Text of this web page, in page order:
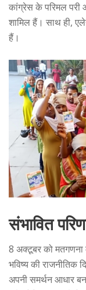
कांग्रेस के परिमल परी
शामिल हैं। साथ ही,
हैं।
संभावित
8 अक्टूबर को मतगणना
भविष्य की राजनीतिक
अपनी समर्थन आधार